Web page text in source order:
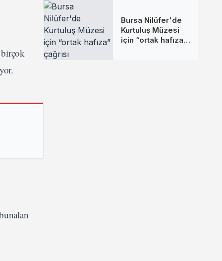
birçok
Bursa Nilüfer'de
Kurtuluş Müzesi
için “ortak hafıza”